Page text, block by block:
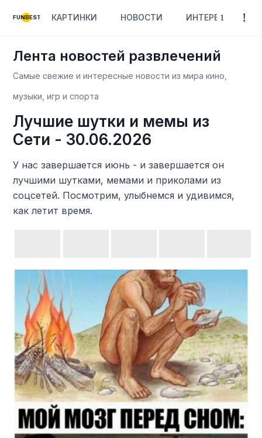
FUNBEST КАРТИНКИ НОВОСТИ ИНТЕРЕСНОЕ
Лента новостей развлечений
Самые свежие и интересные новости из мира кино,
музыки, игр и спорта
Лучшие шутки и мемы из
Сети - 30.06.2026
У нас завершается июнь - и завершается он
лучшими шутками, мемами и приколами из
соцсетей. Посмотрим, улыбнемся и удивимся,
как летит время.